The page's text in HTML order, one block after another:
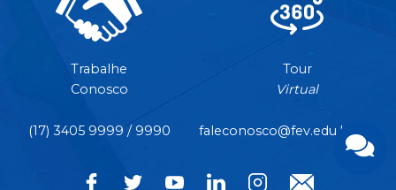
Trabalhe
Conosco
Tour
Virtual
(17) 3405 9999 / 9990 faleconosco@fev.edu.br